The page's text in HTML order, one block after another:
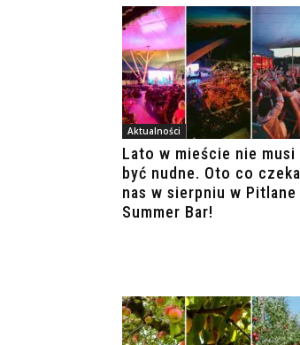
Aktualności
Lato w mieście nie musi
być nudne. Oto co czeka
nas w sierpniu w Pitlane
Summer Bar!